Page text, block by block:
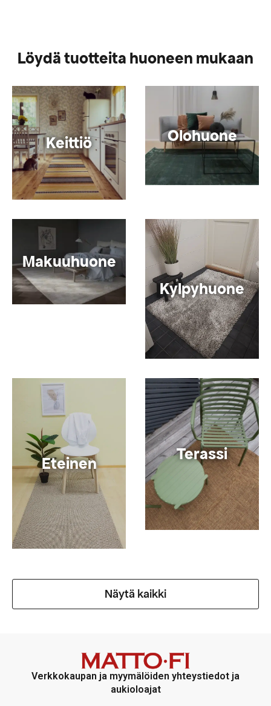
Löydä tuotteita huoneen mukaan
Keittiö Olohuone
Makuuhuone
Kylpyhuone
Eteinen Terassi
Näytä kaikki
Verkkokaupan ja myymälöiden yhteystiedot ja
aukioloajat